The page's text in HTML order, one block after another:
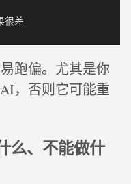
跑偏。尤其是你
，否则它可能重
么、不能做什